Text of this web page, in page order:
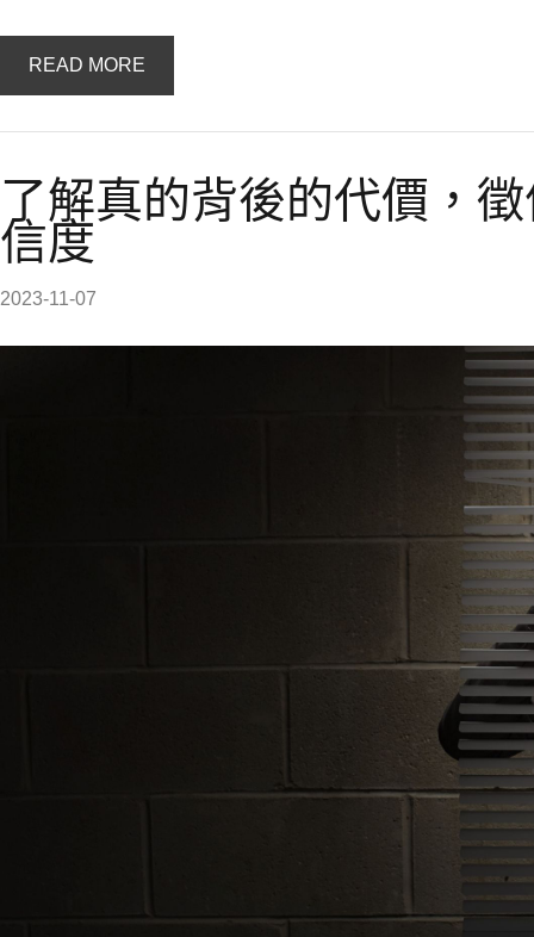
READ MORE
了解真的背後的代價，
信度
2023-11-07